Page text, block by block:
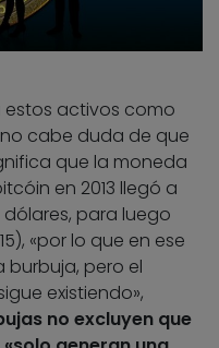
activos como
cabe duda de que
que la moneda
en 2013 llegó a
para luego
«por lo que en ese
burbuja, pero el
existiendo»,
no excluyen que